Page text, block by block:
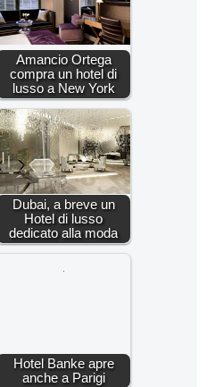
Amancio Ortega
compra un hotel di
lusso a New York
Dubai, a breve un
Hotel di lusso
dedicato alla moda
Hotel Banke apre
anche a Parigi